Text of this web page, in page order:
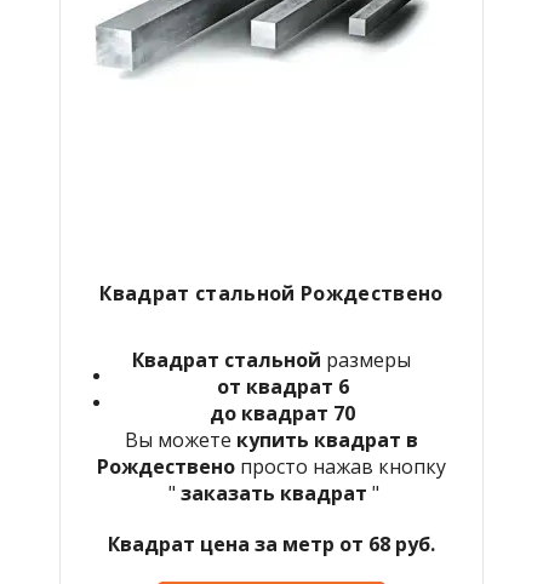
Квадрат стальной Рождествено
Квадрат стальной размеры
от квадрат 6
до квадрат 70
Вы можете купить квадрат в
Рождествено просто нажав кнопку
" заказать квадрат "
Квадрат цена за метр от 68 руб.